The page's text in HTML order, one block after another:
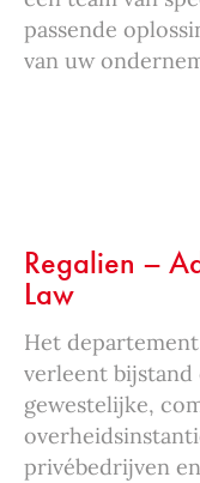
passende
van uw
Regalien –
Law
Het departement
verleent bijstand
gewestelijke,
privébedrijven